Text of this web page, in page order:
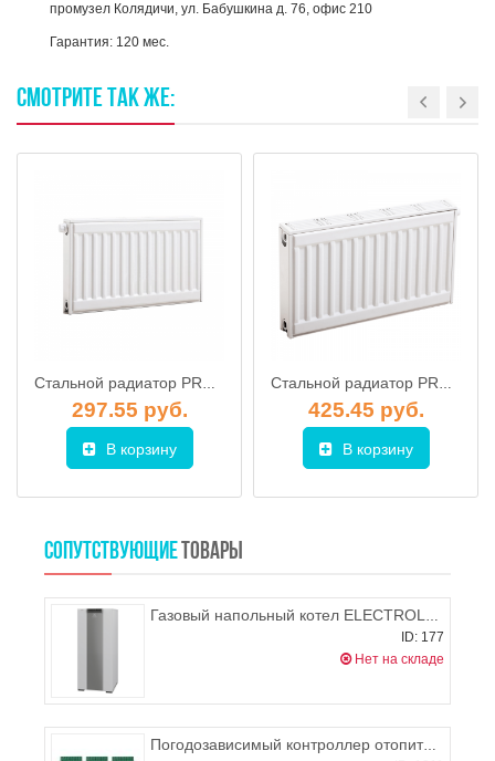
промузел Колядичи, ул. Бабушкина д. 76, офис 210
Гарантия: 120 мес.
СМОТРИТЕ ТАКЖЕ:
Стальной радиатор PRADO Universal 11 500х1000 (нижнее подключение), 860-1211 Вт
297.55 руб.
В корзину
Стальной радиатор PRADO Classic 11 500х2400 (боковое подключение), 2100-2720 Вт
425.45 руб.
В корзину
СОПУТСТВУЮЩИЕ ТОВАРЫ
Газовый напольный котел ELECTROLUX FSB 40 Mi/HW
ID: 177
Нет на складе
Погодозависимый контроллер отопительной системы EUROSTER UNI 3